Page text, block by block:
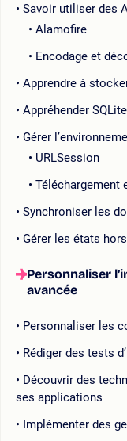
Savoir utiliser des
Alamofire
Encodage et
Apprendre à
Appréhender SQLite
Gérer
URLSession
Téléchargement
Synchroniser les
Gérer les états
Personnaliser
avancée
Personnaliser les
Rédiger des tests
Découvrir des
ses applications
Implémenter des